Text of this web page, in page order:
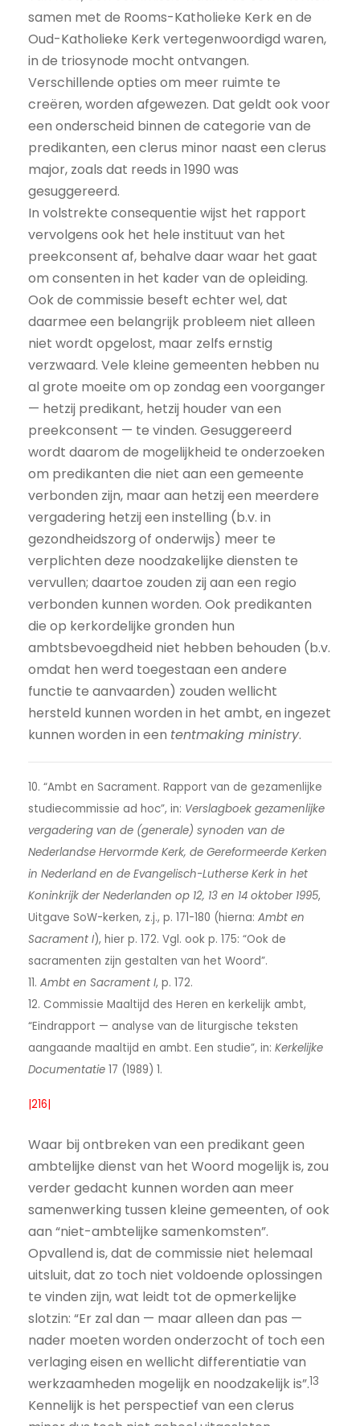
samen met de Rooms-Katholieke Kerk en de
Oud-Katholieke Kerk vertegenwoordigd waren,
in de triosynode mocht ontvangen.
Verschillende opties om meer ruimte te
creëren, worden afgewezen. Dat geldt ook voor
een onderscheid binnen de categorie van de
predikanten, een clerus minor naast een clerus
major, zoals dat reeds in 1990 was
gesuggereerd.
In volstrekte consequentie wijst het rapport
vervolgens ook het hele instituut van het
preekconsent af, behalve daar waar het gaat
om consenten in het kader van de opleiding.
Ook de commissie beseft echter wel, dat
daarmee een belangrijk probleem niet alleen
niet wordt opgelost, maar zelfs ernstig
verzwaard. Vele kleine gemeenten hebben nu
al grote moeite om op zondag een voorganger
— hetzij predikant, hetzij houder van een
preekconsent — te vinden. Gesuggereerd
wordt daarom de mogelijkheid te onderzoeken
om predikanten die niet aan een gemeente
verbonden zijn, maar aan hetzij een meerdere
vergadering hetzij een instelling (b.v. in
gezondheidszorg of onderwijs) meer te
verplichten deze noodzakelijke diensten te
vervullen; daartoe zouden zij aan een regio
verbonden kunnen worden. Ook predikanten
die op kerkordelijke gronden hun
ambtsbevoegdheid niet hebben behouden (b.v.
omdat hen werd toegestaan een andere
functie te aanvaarden) zouden wellicht
hersteld kunnen worden in het ambt, en ingezet
kunnen worden in een tentmaking ministry.
10. “Ambt en Sacrament. Rapport van de gezamenlijke
studiecommissie ad hoc”, in: Verslagboek gezamenlijke
vergadering van de (generale) synoden van de
Nederlandse Hervormde Kerk, de Gereformeerde Kerken
in Nederland en de Evangelisch-Lutherse Kerk in het
Koninkrijk der Nederlanden op 12, 13 en 14 oktober 1995,
Uitgave SoW-kerken, z.j., p. 171-180 (hierna: Ambt en
Sacrament I), hier p. 172. Vgl. ook p. 175: “Ook de
sacramenten zijn gestalten van het Woord”.
11. Ambt en Sacrament I, p. 172.
12. Commissie Maaltijd des Heren en kerkelijk ambt,
“Eindrapport — analyse van de liturgische teksten
aangaande maaltijd en ambt. Een studie”, in: Kerkelijke
Documentatie 17 (1989) 1.
|216|
Waar bij ontbreken van een predikant geen
ambtelijke dienst van het Woord mogelijk is, zou
verder gedacht kunnen worden aan meer
samenwerking tussen kleine gemeenten, of ook
aan “niet-ambtelijke samenkomsten”.
Opvallend is, dat de commissie niet helemaal
uitsluit, dat zo toch niet voldoende oplossingen
te vinden zijn, wat leidt tot de opmerkelijke
slotzin: “Er zal dan — maar alleen dan pas —
nader moeten worden onderzocht of toch een
verlaging eisen en wellicht differentiatie van
werkzaamheden mogelijk en noodzakelijk is”.13
Kennelijk is het perspectief van een clerus